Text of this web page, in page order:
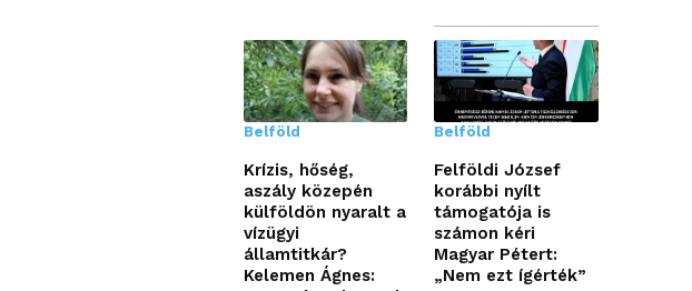
Belföld
Krízis, hőség,
aszály közepén
külföldön nyaralt a
vízügyi
államtitkár?
Kelemen Ágnes:
Belföld
Felföldi József
korábbi nyílt
támogatója is
számon kéri
Magyar Pétert:
„Nem ezt ígérték”